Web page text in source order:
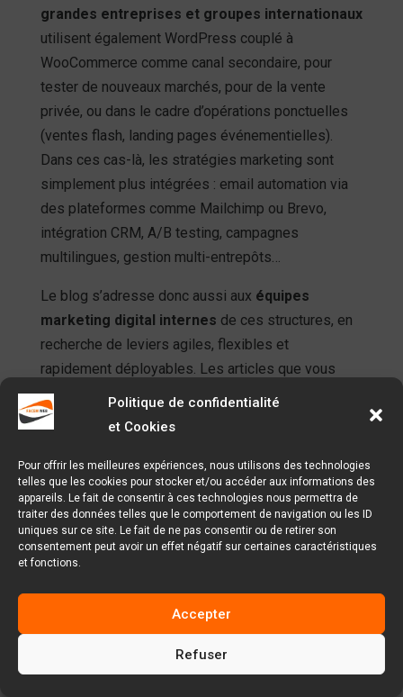
Politique de confidentialité
et Cookies
Pour offrir les meilleures expériences, nous utilisons des technologies
telles que les cookies pour stocker et/ou accéder aux informations des
appareils. Le fait de consentir à ces technologies nous permettra de
traiter des données telles que le comportement de navigation ou les ID
uniques sur ce site. Le fait de ne pas consentir ou de retirer son
consentement peut avoir un effet négatif sur certaines caractéristiques
et fonctions.
Accepter
Refuser
grandes entreprises et groupes internationaux
utilisent également WordPress couplé à
WooCommerce comme canal secondaire, pour
tester de nouveaux marchés, pour de la vente
privée, ou dans le cadre d’opérations ponctuelles
(ventes flash, landing pages événementielles).
Dans ces cas-là, les stratégies marketing sont
simplement plus intégrées : email automation via
des plateformes comme Mailchimp ou Brevo,
intégration CRM, A/B testing, campagnes
multilingues, gestion multi-entrepôts…
Le blog s’adresse donc aussi aux équipes
marketing digital internes de ces structures, en
recherche de leviers agiles, flexibles et
rapidement déployables. Les articles que vous
trouverez ici sont pensés pour être
immédiatement transposables, qu’il s’agisse
données produit pour le SEO, ou de déployer un
mini-site multilingue à destination d’un public
étranger.
Le E-commerce de nos jours est à la fois local et
visiteur en Belgique, au Québec ou au Maghreb. Et
cela implique une réflexion stratégique autour de
l’ergonomie, de la langue, des moyens de